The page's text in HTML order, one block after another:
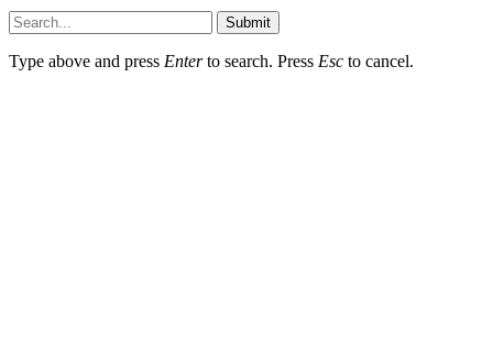
Submit
Type above and press Enterto search. Press Esc to cancel.